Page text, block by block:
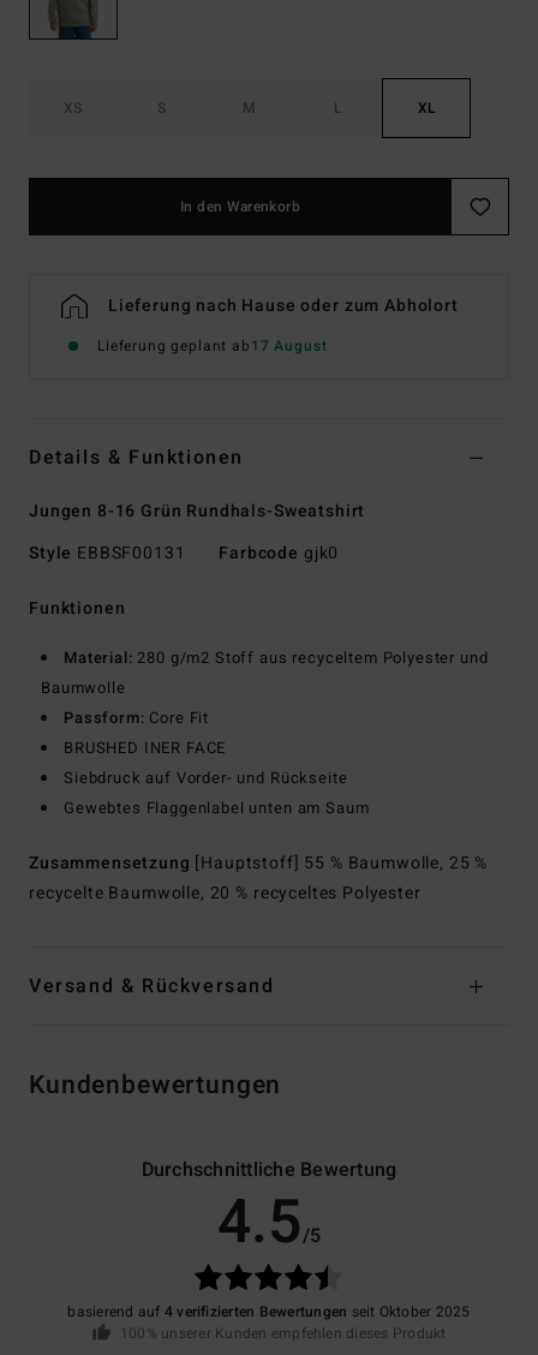
XS S M L XL
In den Warenkorb
Lieferung nach Hause oder zum Abholort
Lieferung geplant ab17 August
Details & Funktionen
Jungen 8-16 Grün Rundhals-Sweatshirt
Style EBBSF00131 Farbcode gjk0
Funktionen
Material: 280 g/m2 Stoff aus recyceltem Polyester und
Baumwolle
Passform: Core Fit
BRUSHED INER FACE
Siebdruck auf Vorder- und Rückseite
Gewebtes Flaggenlabel unten am Saum
Zusammensetzung [Hauptstoff] 55 % Baumwolle, 25 %
recycelte Baumwolle, 20 % recyceltes Polyester
Versand & Rückversand
Kundenbewertungen
Durchschnittliche Bewertung
4.5/5
basierend auf 4 verifizierten Bewertungen seit Oktober 2025
100% unserer Kunden empfehlen dieses Produkt